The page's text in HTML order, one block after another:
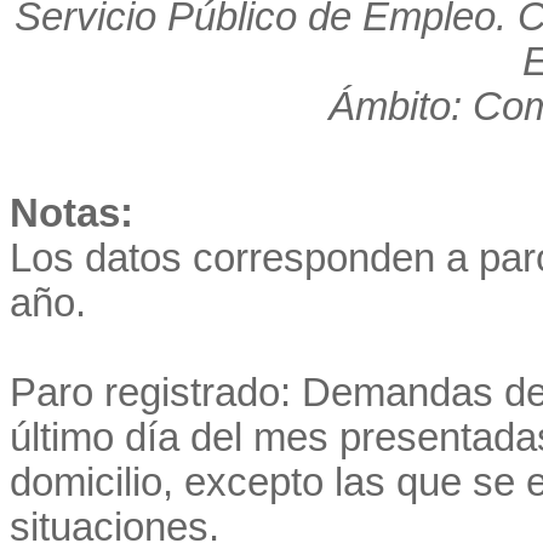
Servicio Público de Empleo.
Ámbito:
Notas:
Los datos corresponden a
año.
Paro registrado: Demandas
último día del mes
domicilio, excepto las que se
situaciones.